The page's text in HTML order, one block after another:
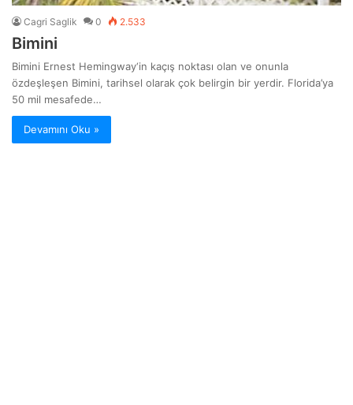
Cagri Saglik 0 2.533
Bimini
Bimini Ernest Hemingway‘in kaçış noktası olan ve onunla
özdeşleşen Bimini, tarihsel olarak çok belirgin bir yerdir. Florida’ya
50 mil mesafede…
Devamını Oku »